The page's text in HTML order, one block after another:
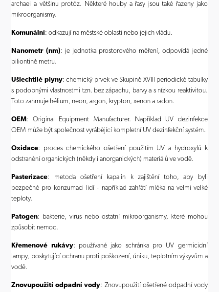
archaei a většinu protóz. Některé houby a řasy jsou také řazeny jako
mikroorganismy.
Komunální: odkazují na městské oblasti nebo jejich vládu.
Nanometr (nm): je jednotka prostorového měření, odpovídá jedné
biliontině metru.
Ušlechtilé plyny: chemický prvek ve Skupině XVIII periodické tabulky
s podobnými vlastnostmi tzn. bez zápachu, barvy a s nízkou reaktivitou.
Toto zahrnuje hélium, neon, argon, krypton, xenon a radon.
OEM: Original Equipment Manufacturer. Například UV dezinfekce
OEM může být společnost vyrábějící kompletní UV dezinfekční systém.
Oxidace: proces chemického ošetření použitím UV a hydroxylů k
odstranění organických (někdy i anorganických) materiálů ve vodě.
Pasterizace: metoda ošetření kapalin k zajištění toho, aby byli
bezpečné pro konzumaci lidí - například zahřátí mléka na velmi velké
teploty.
Patogen: bakterie, virus nebo ostatní mikroorganismy, které mohou
způsobit nemoc.
Křemenové rukávy: používané jako schránka pro UV germicidní
lampy, poskytující ochranu proti poškození, úniku, teplotním výkyvům a
vodě.
Znovupoužití odpadní vody: Znovupoužití ošetřené odpadní vody